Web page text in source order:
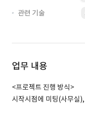
관련 기술
업무 내용
<프로젝트 진행 방식>
시작시점에 미팅(사무실